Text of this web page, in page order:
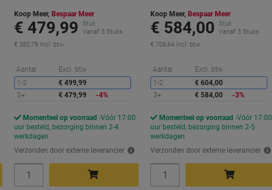
Korting
Koop Meer, Bespaar Meer
€ 479,99
Stuk
Vanaf 3 Stuks
€ 580,79 Incl. btw
Aantal Excl. btw
Korting
1-2
€ 499,99
3+
€ 479,99 -4%
Momenteel op voorraad Vóór 17:00
uur besteld, bezorging binnen 2-4
werkdagen
Verzonden door externe leverancier
Koop Meer, Bespaar Meer
€ 584,00
Stuk
Vanaf 3 Stuks
€ 706,64 Incl. btw
Aantal Excl. btw
1-2
€ 604,00
3+
€ 584,00 -3%
Momenteel op voorraad Vóór 17:00
uur besteld, bezorging binnen 2-5
werkdagen
Verzonden door externe leverancier